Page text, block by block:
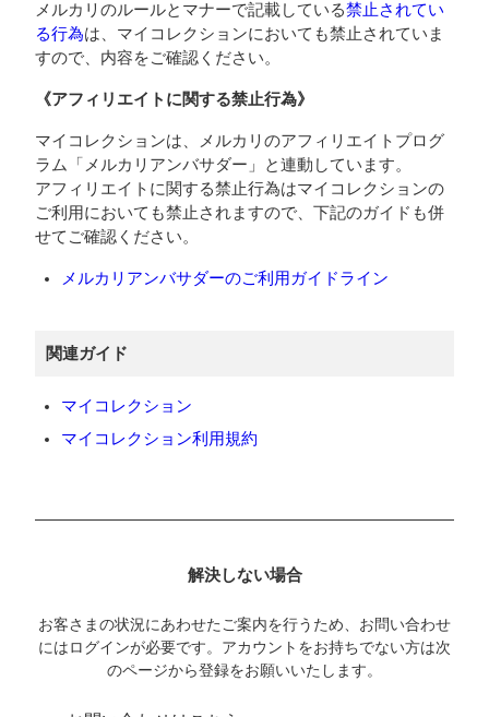
メルカリのルールとマナーで記載している禁止されてい
る行為は、マイコレクションにおいても禁止されていま
すので、内容をご確認ください。
《アフィリエイトに関する禁止行為》
マイコレクションは、メルカリのアフィリエイトプログ
ラム「メルカリアンバサダー」と連動しています。
アフィリエイトに関する禁止行為はマイコレクションの
ご利用においても禁止されますので、下記のガイドも併
せてご確認ください。
メルカリアンバサダーのご利用ガイドライン
関連ガイド
マイコレクション
マイコレクション利用規約
解決しない場合
お客さまの状況にあわせたご案内を行うため、お問い合わせ
にはログインが必要です。アカウントをお持ちでない方は次
のページから登録をお願いいたします。